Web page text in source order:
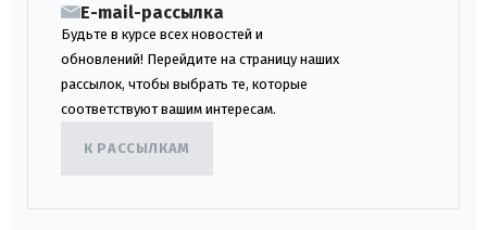
E-mail-рассылка
Будьте в курсе всех новостей и
обновлений! Перейдите на страницу наших
рассылок, чтобы выбрать те, которые
соответствуют вашим интересам.
К РАССЫЛКАМ